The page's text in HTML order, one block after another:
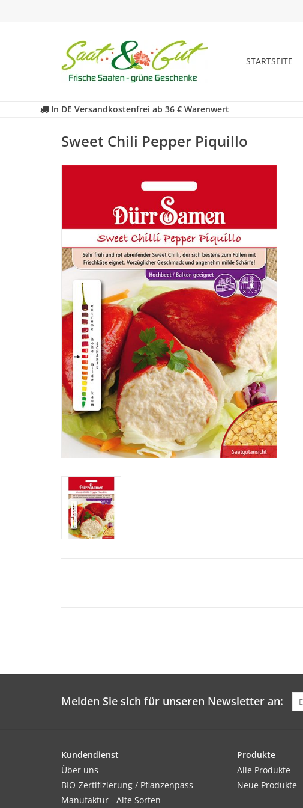
STARTSEITE
In DE Versandkostenfrei ab 36 € Warenwert
Sweet Chili Pepper Piquillo
Melden Sie sich für unseren Newsletter an:
Kundendienst
Über uns
BIO-Zertifizierung / Pflanzenpass
Manufaktur - Alte Sorten
Produkte
Alle Produkte
Neue Produkte